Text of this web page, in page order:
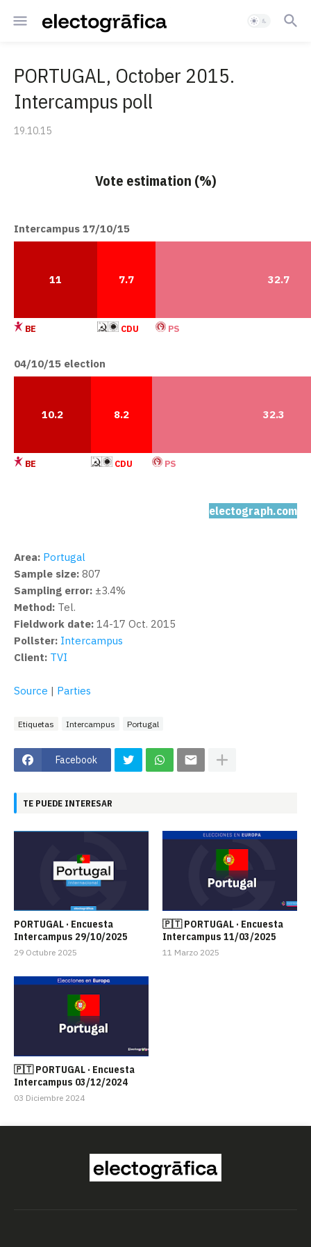
PORTUGAL, October 2015.
Intercampus poll
19.10.15
Vote estimation (%)
Intercampus 17/10/15
11 7.7 32.7
BE CDU PS
04/10/15 election
10.2 8.2 32.3
BE CDU PS
electograph.com
Area: Portugal
Sample size: 807
Sampling error: ±3.4%
Method: Tel.
Fieldwork date: 14-17 Oct. 2015
Pollster: Intercampus
Client: TVI
Source | Parties
Etiquetas Intercampus Portugal
Facebook
TE PUEDE INTERESAR
PORTUGAL · Encuesta
Intercampus 29/10/2025
29 Octubre 2025
🇵🇹 PORTUGAL · Encuesta
Intercampus 11/03/2025
11 Marzo 2025
🇵🇹 PORTUGAL · Encuesta
Intercampus 03/12/2024
03 Diciembre 2024